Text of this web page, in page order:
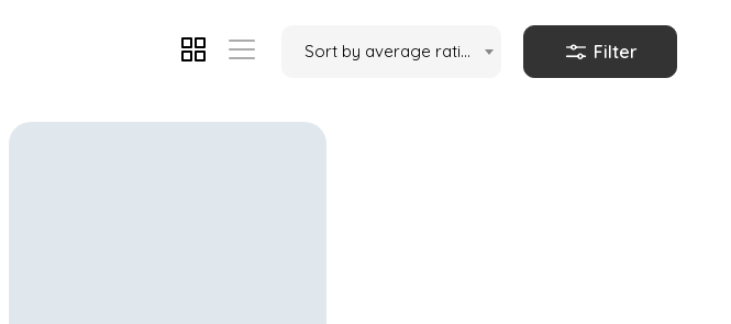
Sort by average rating Filter